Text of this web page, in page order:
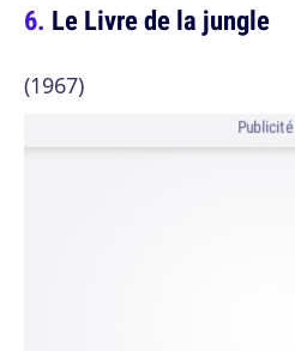
Le Livre de la jungle
(1967)
Publicité